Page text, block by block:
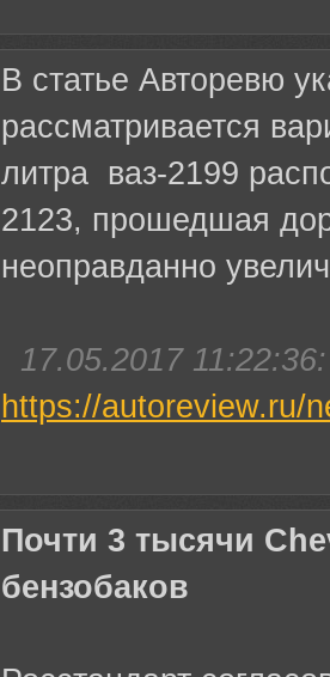
В статье Авторевю
рассматривается
литра ваз-2199
2123, прошедшая
неоправданно
17.05.2017 11:22:36:
https://autoreview.ru/
Почти 3 тысячи
бензобаков